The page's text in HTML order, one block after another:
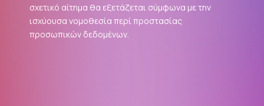
σχετικό αίτημα θα εξετάζεται σύμφωνα με την
ισχύουσα νομοθεσία περί προστασίας
προσωπικών δεδομένων.